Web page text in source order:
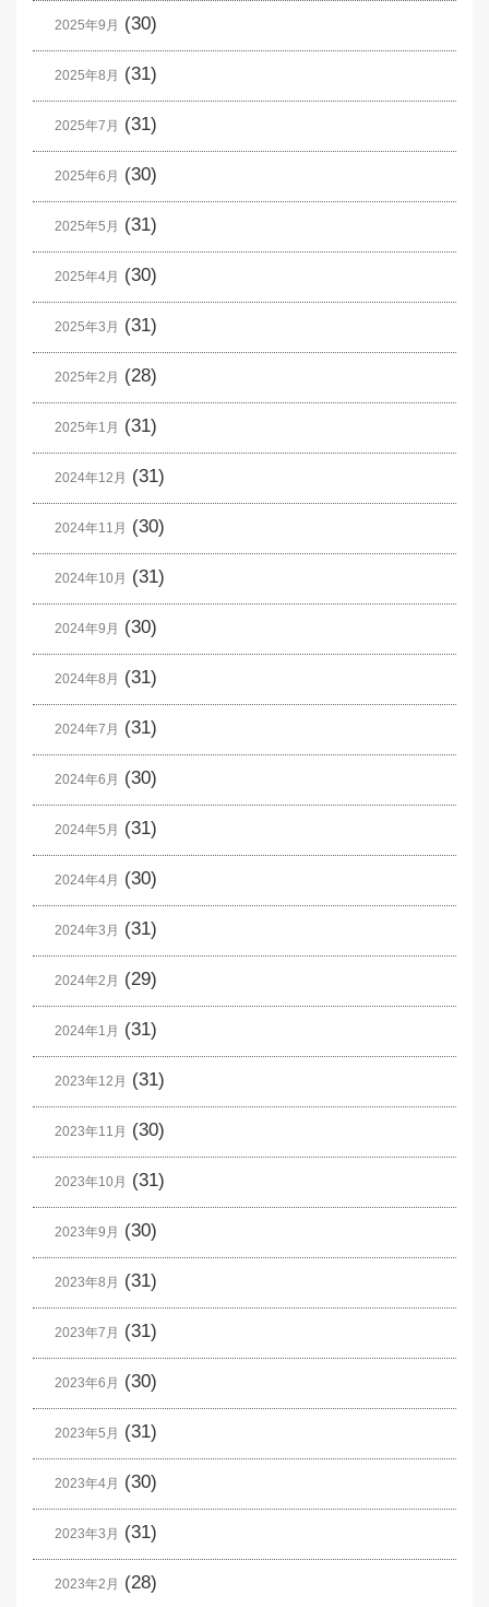
2025年9月 (30)
2025年8月 (31)
2025年7月 (31)
2025年6月 (30)
2025年5月 (31)
2025年4月 (30)
2025年3月 (31)
2025年2月 (28)
2025年1月 (31)
2024年12月 (31)
2024年11月 (30)
2024年10月 (31)
2024年9月 (30)
2024年8月 (31)
2024年7月 (31)
2024年6月 (30)
2024年5月 (31)
2024年4月 (30)
2024年3月 (31)
2024年2月 (29)
2024年1月 (31)
2023年12月 (31)
2023年11月 (30)
2023年10月 (31)
2023年9月 (30)
2023年8月 (31)
2023年7月 (31)
2023年6月 (30)
2023年5月 (31)
2023年4月 (30)
2023年3月 (31)
2023年2月 (28)